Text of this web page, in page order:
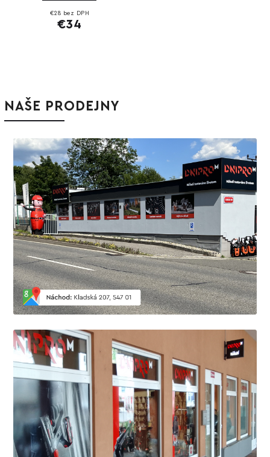
€28 bez DPH
€34
NAŠE PRODEJNY